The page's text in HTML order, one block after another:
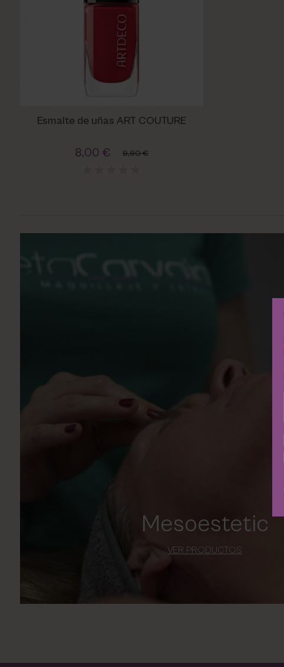
Esmalte de uñas ART COUTURE
8,00 € 9,90 €
Mesoestetic
VER PRODUCTOS